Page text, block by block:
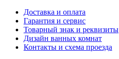
Доставка и оплата
Гарантия и сервис
Товарный знак и реквизиты
Дизайн ванных комнат
Контакты и схема проезда